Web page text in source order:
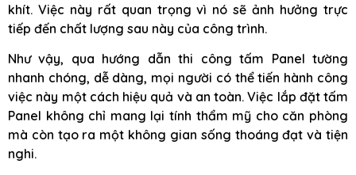
khít. Việc này rất quan trọng vì nó sẽ ảnh hưởng trực
tiếp đến chất lượng sau này của công trình.
Như vậy, qua hướng dẫn thi công tấm Panel tường
nhanh chóng, dễ dàng, mọi người có thể tiến hành công
việc này một cách hiệu quả và an toàn. Việc lắp đặt tấm
Panel không chỉ mang lại tính thẩm mỹ cho căn phòng
mà còn tạo ra một không gian sống thoáng đạt và tiện
nghi.